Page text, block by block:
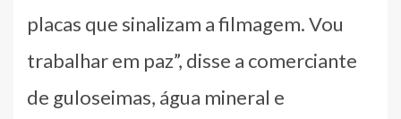
placas que sinalizam a filmagem. Vou
trabalhar em paz”, disse a comerciante
de guloseimas, água mineral e